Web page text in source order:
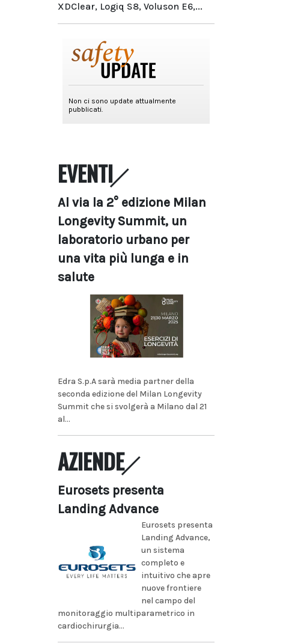
XDClear, Logiq S8, Voluson E6,...
EVENTI
Al via la 2° edizione Milan
Longevity Summit, un
laboratorio urbano per
una vita più lunga e in
salute
Edra S.p.A sarà media partner della
seconda edizione del Milan Longevity
Summit che si svolgerà a Milano dal 21
al...
AZIENDE
Eurosets presenta
Landing Advance
Eurosets presenta
Landing Advance,
un sistema
completo e
intuitivo che apre
nuove frontiere
nel campo del
monitoraggio multiparametrico in
cardiochirurgia...